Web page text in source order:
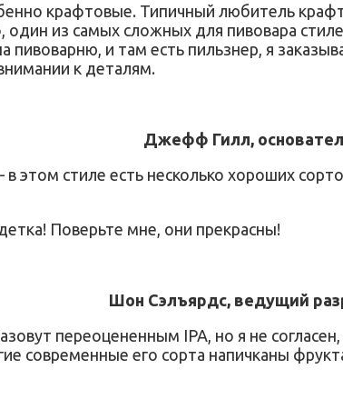
крафтовые. Типичный любитель
один из самых сложных для пивовара
пивоварню, и там есть пильзнер, я
к деталям.
Джефф Гилл,
этом стиле есть несколько хороших
Поверьте мне, они прекрасны!
Шон Сэлъярдс, ведущий
переоцененным IPA, но я не
современные его сорта напичканы